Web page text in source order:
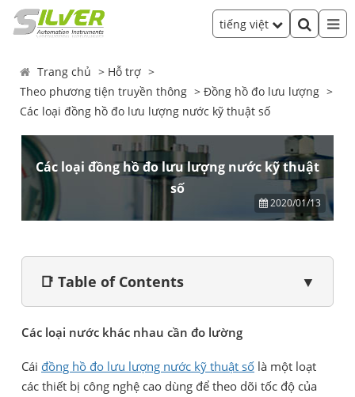
tiếng việt
Trang chủ
Hỗ trợ
Theo phương tiện truyền thông
Đồng hồ đo lưu lượng
Các loại đồng hồ đo lưu lượng nước kỹ thuật số
Các loại đồng hồ đo lưu lượng nước kỹ thuật
số
2020/01/13
📑 Table of Contents ▼
Các loại nước khác nhau cần đo lường
Cái đồng hồ đo lưu lượng nước kỹ thuật số là một loạt
các thiết bị công nghệ cao dùng để theo dõi tốc độ của